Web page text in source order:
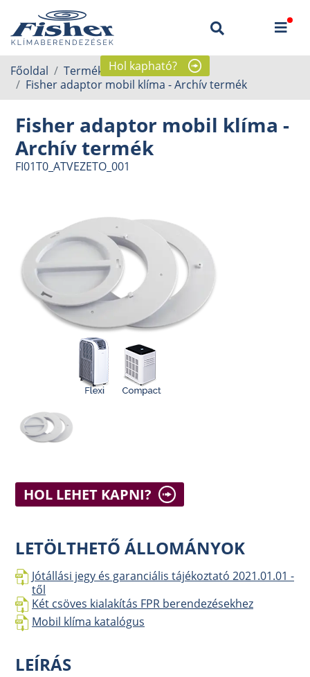
Hol kapható?
Főoldal Termékek
Mobil klíma
Fisher adaptor mobil klíma - Archív termék
Fisher adaptor mobil klíma -
Archív termék
FI01T0_ATVEZETO_001
HOL LEHET KAPNI?
LETÖLTHETŐ ÁLLOMÁNYOK
Jótállási jegy és garanciális tájékoztató 2021.01.01 -
től
Két csöves kialakítás FPR berendezésekhez
Mobil klíma katalógus
LEÍRÁS